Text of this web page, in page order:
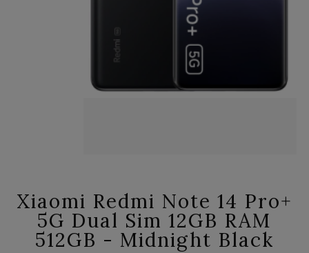
Xiaomi Redmi Note 14 Pro+
5G Dual Sim 12GB RAM
512GB - Midnight Black